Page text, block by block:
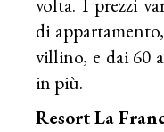
volta. I prezzi
di
villino, e dai 60
in più.
Resort La